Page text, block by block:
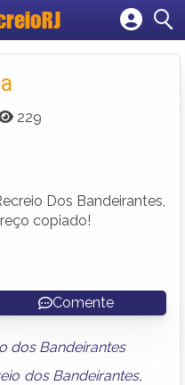
empresa
229
Dos Bandeirantes,
copiado!
Comente
dos Bandeirantes
dos Bandeirantes,